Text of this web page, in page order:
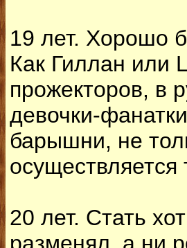
19 лет. Хорошо
Как Гиллан или
прожекторов, в
девочки-
барышни, не
20 лет. Стать